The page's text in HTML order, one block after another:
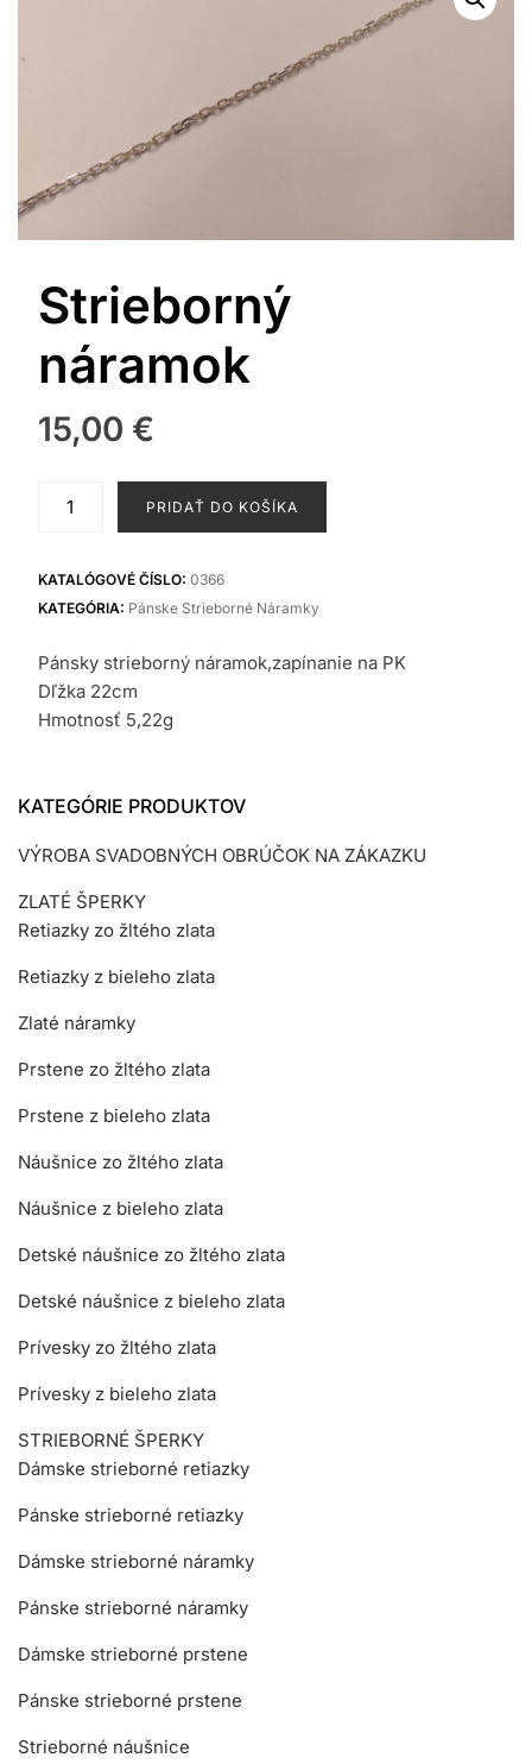
Strieborný
náramok
15,00 €
PRIDAŤ DO KOŠÍKA
KATALÓGOVÉ ČÍSLO: 0366
KATEGÓRIA: Pánske Strieborné Náramky
Pánsky strieborný náramok,zapínanie na PK
Dľžka 22cm
Hmotnosť 5,22g
KATEGÓRIE PRODUKTOV
VÝROBA SVADOBNÝCH OBRÚČOK NA ZÁKAZKU
ZLATÉ ŠPERKY
Retiazky zo žltého zlata
Retiazky z bieleho zlata
Zlaté náramky
Prstene zo žltého zlata
Prstene z bieleho zlata
Náušnice zo žltého zlata
Náušnice z bieleho zlata
Detské náušnice zo žltého zlata
Detské náušnice z bieleho zlata
Prívesky zo žltého zlata
Prívesky z bieleho zlata
STRIEBORNÉ ŠPERKY
Dámske strieborné retiazky
Pánske strieborné retiazky
Dámske strieborné náramky
Pánske strieborné náramky
Dámske strieborné prstene
Pánske strieborné prstene
Strieborné náušnice